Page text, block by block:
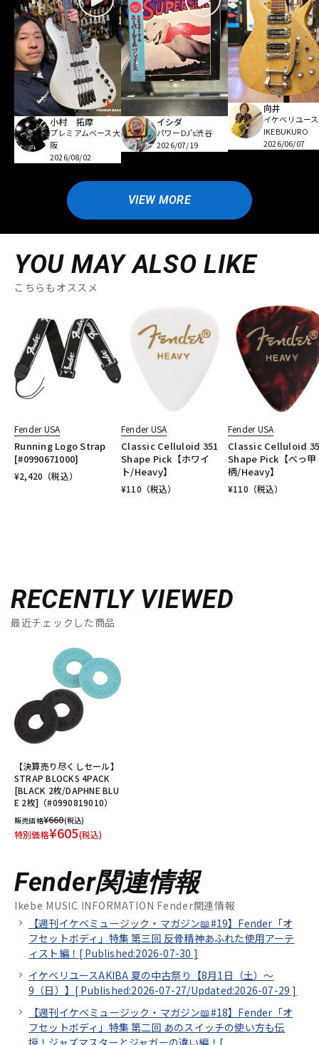
小村 拓摩
プレミアムベース大
阪
2026/08/02
イシダ
パワーDJ's渋谷
2026/07/19
向井
イケベリユース
IKEBUKURO
2026/06/07
VIEW MORE
YOU MAY ALSO LIKE
こちらもオススメ
Fender USA
Running Logo Strap
[#0990671000]
¥2,420 （税込）
Fender USA
Classic Celluloid 351
Shape Pick【ホワイ
ト/Heavy】
¥110 （税込）
Fender USA
Classic Celluloid
Shape Pick【べっ甲
柄/Heavy】
¥110 （税込）
RECENTLY VIEWED
最近チェックした商品
【決算売り尽くしセール】
STRAP BLOCKS 4PACK
[BLACK 2枚/DAPHNE BLU
E 2枚]（#0990819010）
販売価格¥660(税込)
特別価格¥605(税込)
Fender関連情報
Ikebe MUSIC INFORMATION Fender関連情報
【週刊イケベミュージック・マガジン📖#19】Fender「オ
フセットボディ」特集 第三回 反骨精神あふれた使用アーテ
ィスト編！[ Published:2026-07-30 ]
イケベリユースAKIBA 夏の中古祭り【8月1日（土）～
9（日）】[ Published:2026-07-27/Updated:2026-07-29 ]
【週刊イケベミュージック・マガジン📖#18】Fender「オ
フセットボディ」特集 第二回 あのスイッチの使い方も伝